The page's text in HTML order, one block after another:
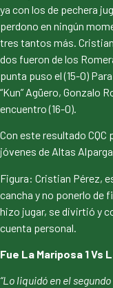
ya con los de pechera
perdono en ningún
tres tantos más.
dos fueron de los
punta puso el (15-0)
“Kun” Agüero, Gonzalo
encuentro (16-0).
Con este resultado
jóvenes de Altas
Figura: Cristian Pérez,
cancha y no ponerlo de
hizo jugar, se divirtió y
cuenta personal.
Fue La Mariposa 1 Vs
“Lo liquidó en el